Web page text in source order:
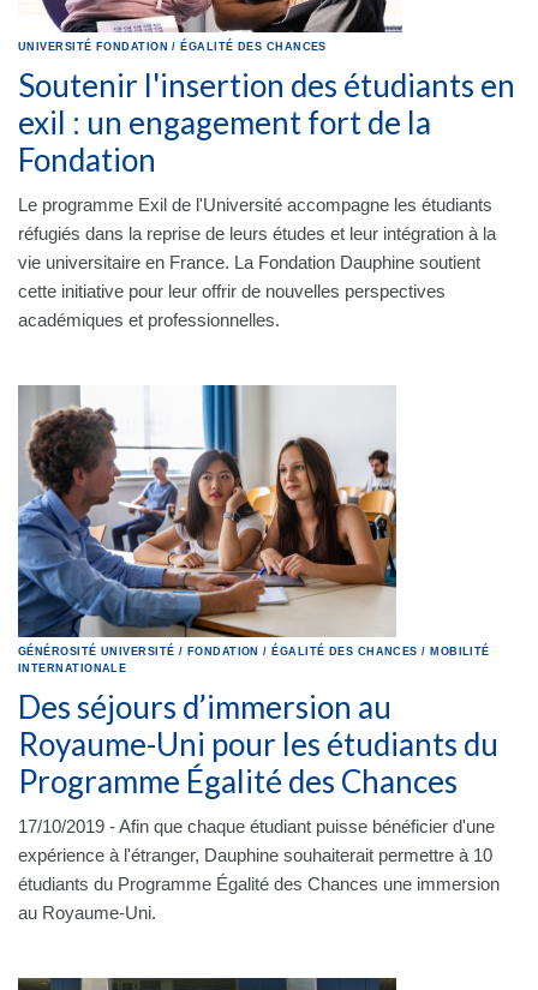
UNIVERSITÉ FONDATION / ÉGALITÉ DES CHANCES
Soutenir l'insertion des étudiants en
exil : un engagement fort de la
Fondation
Le programme Exil de l'Université accompagne les étudiants
réfugiés dans la reprise de leurs études et leur intégration à la
vie universitaire en France. La Fondation Dauphine soutient
cette initiative pour leur offrir de nouvelles perspectives
académiques et professionnelles.
GÉNÉROSITÉ UNIVERSITÉ / FONDATION / ÉGALITÉ DES CHANCES / MOBILITÉ
INTERNATIONALE
Des séjours d’immersion au
Royaume-Uni pour les étudiants du
Programme Égalité des Chances
17/10/2019 - Afin que chaque étudiant puisse bénéficier d'une
expérience à l'étranger, Dauphine souhaiterait permettre à 10
étudiants du Programme Égalité des Chances une immersion
au Royaume-Uni.